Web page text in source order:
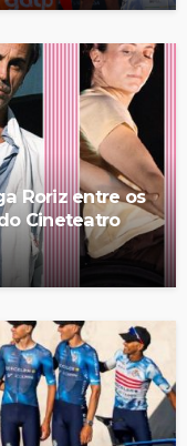
Roriz entre os
Cineteatro